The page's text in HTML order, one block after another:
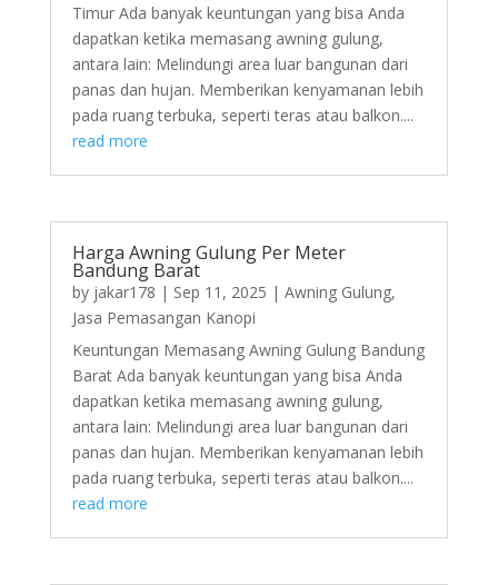
Timur Ada banyak keuntungan yang bisa Anda
dapatkan ketika memasang awning gulung,
antara lain: Melindungi area luar bangunan dari
panas dan hujan. Memberikan kenyamanan lebih
pada ruang terbuka, seperti teras atau balkon....
read more
Harga Awning Gulung Per Meter
Bandung Barat
by jakar178 | Sep 11, 2025 | Awning Gulung,
Jasa Pemasangan Kanopi
Keuntungan Memasang Awning Gulung Bandung
Barat Ada banyak keuntungan yang bisa Anda
dapatkan ketika memasang awning gulung,
antara lain: Melindungi area luar bangunan dari
panas dan hujan. Memberikan kenyamanan lebih
pada ruang terbuka, seperti teras atau balkon....
read more